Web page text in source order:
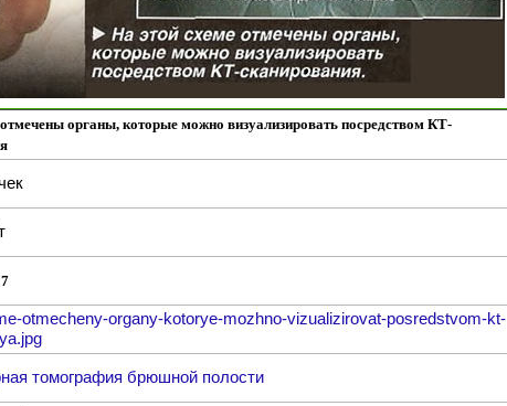
отмечены органы, которые можно визуализировать посредством КТ-
otmecheny-organy-kotorye-mozhno-vizualizirovat-posredstvom-kt-
томография брюшной полости